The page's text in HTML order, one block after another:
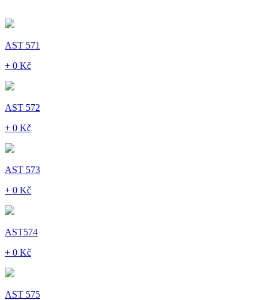
AST 571
+ 0 Kč
AST 572
+ 0 Kč
AST 573
+ 0 Kč
AST574
+ 0 Kč
AST 575